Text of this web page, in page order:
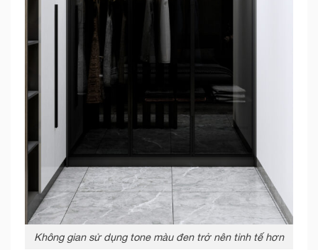
Không gian sử dụng tone màu đen trở nên tinh tế hơn